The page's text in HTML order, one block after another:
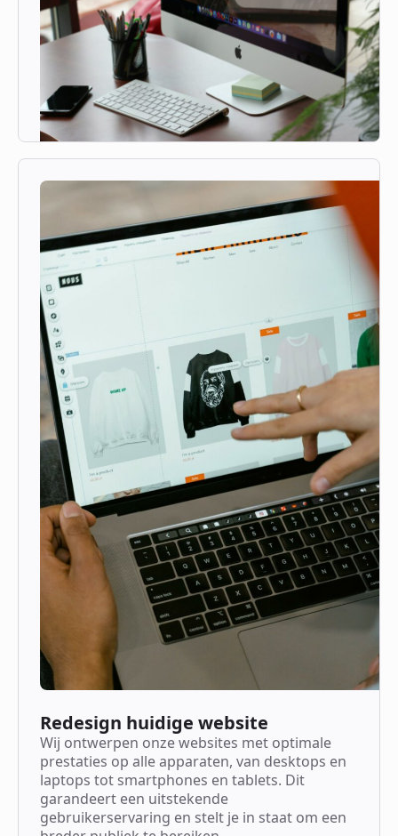
Redesign huidige website
Wij ontwerpen onze websites met optimale
prestaties op alle apparaten, van desktops en
laptops tot smartphones en tablets. Dit
garandeert een uitstekende
gebruikerservaring en stelt je in staat om een